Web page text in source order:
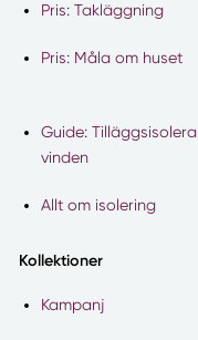
Pris: Takläggning
Pris: Måla om huset
Guide: Tilläggsisolera
vinden
Allt om isolering
Kollektioner
Kampanj